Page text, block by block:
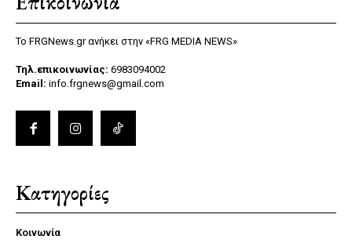
Το FRGNews.gr ανήκει στην «FRG MEDIA NEWS»
Τηλ.επικοινωνίας: 6983094002
Email: info.frgnews@gmail.com
Κατηγορίες
Κοινωνία